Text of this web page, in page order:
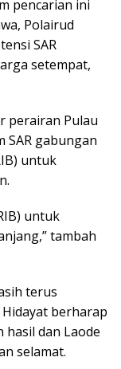
pencarian ini
Polairud
SAR
setempat,
perairan Pulau
SAR gabungan
untuk
untuk
tambah
terus
berharap
hasil dan Laode
selamat.